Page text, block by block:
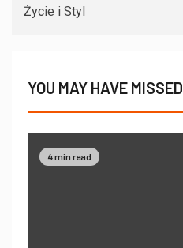
Życie i Styl
YOU MAY HAVE MISSED
4 min read